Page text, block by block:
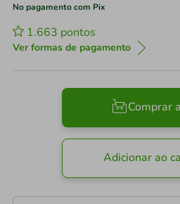
No pagamento com Pix
1.663 pontos
Ver formas de pagamento
Comprar
Adicionar ao